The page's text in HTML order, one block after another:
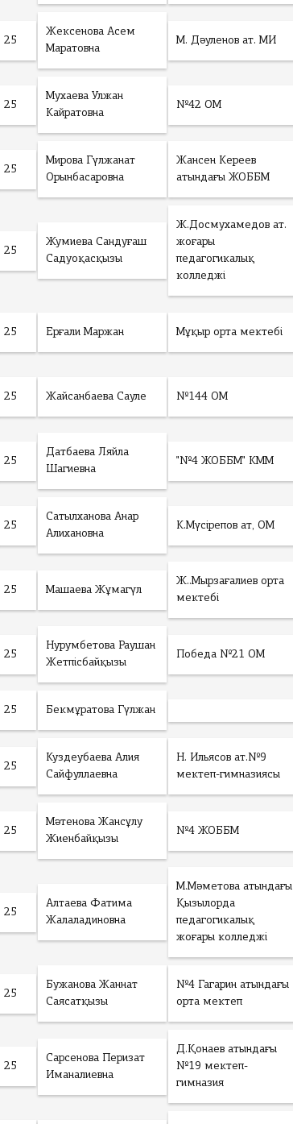
25
Жексенова Асем
Маратовна
М. Дәуленов ат. МИ
25
Мухаева Улжан
Кайратовна
№42 ОМ
25
Мирова Гүлжанат
Орынбасаровна
Жансен Кереев
атындағы ЖОББМ
25
Жумиева Сандуғаш
Садуоқасқызы
Ж.Досмухамедов ат.
жоғары
педагогикалық
колледжі
25 Ерғали Маржан Мұқыр орта мектебі
25 Жайсанбаева Сауле №144 ОМ
25
Датбаева Ляйла
Шагиевна
"№4 ЖОББМ" КММ
25
Сатылханова Анар
Алихановна
К.Мүсірепов ат, ОМ
25 Машаева Жұмагүл
Ж..Мырзағалиев орта
мектебі
25
Нурумбетова Раушан
Жетпісбайқызы
Победа №21 ОМ
25 Бекмұратова Гүлжан
25
Куздеубаева Алия
Сайфуллаевна
Н. Ильясов ат.№9
мектеп-гимназиясы
25
Мәтенова Жансұлу
Жиенбайқызы
№4 ЖОББМ
25
Алтаева Фатима
Жалаладиновна
М.Мәметова атындағы
Қызылорда
педагогикалық
жоғары колледжі
25
Бужанова Жаннат
Саясатқызы
№4 Гагарин атындағы
орта мектеп
25
Сарсенова Перизат
Иманалиевна
Д.Қонаев атындағы
№19 мектеп-
гимназия